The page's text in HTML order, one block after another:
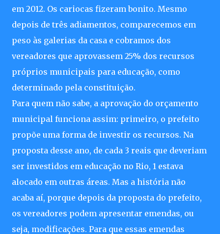
em 2012. Os cariocas fizeram bonito. Mesmo
depois de três adiamentos, comparecemos em
peso às galerias da casa e cobramos dos
vereadores que aprovassem 25% dos recursos
próprios municipais para educação, como
determinado pela constituição.
Para quem não sabe, a aprovação do orçamento
municipal funciona assim: primeiro, o prefeito
propõe uma forma de investir os recursos. Na
proposta desse ano, de cada 3 reais que deveriam
ser investidos em educação no Rio, 1 estava
alocado em outras áreas. Mas a história não
acaba aí, porque depois da proposta do prefeito,
os vereadores podem apresentar emendas, ou
seja, modificações. Para que essas emendas